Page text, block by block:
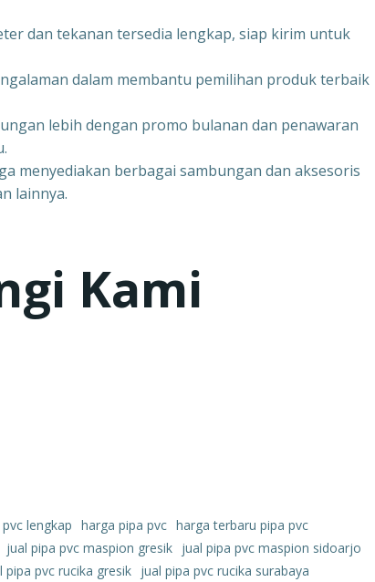
dan tekanan tersedia lengkap, siap kirim untuk
dalam membantu pemilihan produk terbaik
lebih dengan promo bulanan dan penawaran
menyediakan berbagai sambungan dan aksesoris
lainnya.
Kami
lengkap harga pipa pvc harga terbaru pipa pvc
jual pipa pvc maspion gresik jual pipa pvc maspion sidoarjo
pipa pvc rucika gresik jual pipa pvc rucika surabaya